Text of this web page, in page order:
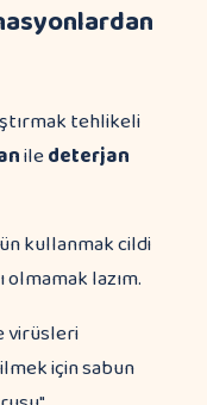
tehlikeli
iledeterjan
kullanmak cildi
lazım.
virüsleri
için sabun